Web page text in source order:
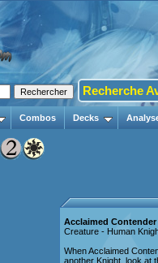
Recherche
Combos Decks
Acclaimed Contender
Creature - Human
When Acclaimed
another Knight, look at